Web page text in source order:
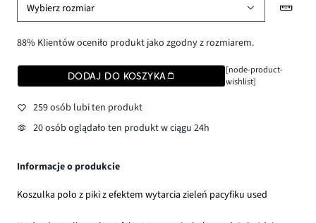
Wybierz rozmiar
88% Klientów oceniło produkt jako zgodny z rozmiarem.
DODAJ DO KOSZYKA
[node-product-
wishlist]
259 osób lubi ten produkt
20 osób oglądało ten produkt w ciągu 24h
Informacje o produkcie
Koszulka polo z piki z efektem wytarcia zieleń pacyfiku used